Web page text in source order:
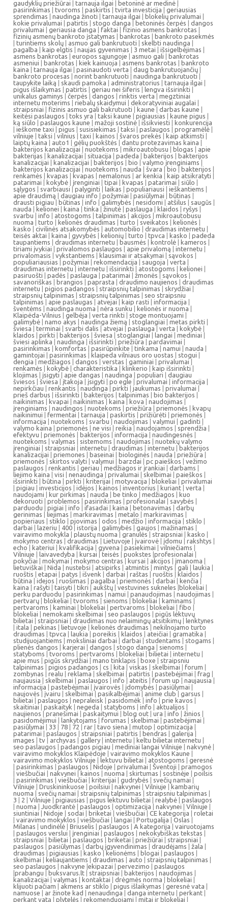
gaudyklių priežiūrai | tarnauja ilgai | betoninė ar medinė |
pasirinkimas | tvoroms | paskirtis | tvirta investicija | geriausias
sprendimas | naudinga žinoti | tarnauja ilgai | blokelių privalumai |
kokie privalumai | patirtis | stogo danga | betoninės čerpės | dangos
privalumai | geriausia danga | faktai | fizinio asmens bankrotas |
fizinių asmenų bankroto įstatymas | bankrotas | bankroto pasekmės
| turintiems skolų | asmuo gali bankrutuoti | skelbti naudinga |
pagalba | kaip elgtis | naujas gyvenimas | 3 metai | išsigelbėjimas |
asmens bankrotas | europos sąjungoje | asmuo gali | bankrotas
asmeniui | bankrotas | kiek kainuoja | asmens bankrotas | bankroto
kaina | tarnauja ilgai | pasinaudoti verta | daug bankrutuojančių |
bankroto procesas | norint bankrutuoti | naudinga bankrutuoti |
taupykite laiką | skaudi pamoka | administratorius | tarnauja ilgai |
pigus išlaikymas | patirtis | geriau nei šiferis | lengva išsirinkti |
unikalus gaminys | čerpės | dangos | rinktis verta | megztiniai
internetu moterims | riebalų skaidymui | dekoratyviniai augalai |
straipsniai | fizinis asmuo gali bakrutuoti | kaune | darbas kaune |
keitėsi paslaugos | toks yra | taksi kaune | pigiausias | kaune pigus |
ką siūlo | paslaugos kaune | mažoji sostinė | išsikviesti | konkurencija
| ieškome taxi | pigus | susisiekimas | taksi | paslaugos | programėlė |
vilniuje | taksi | vilnius | taxi | kainos | švaros prekės | kaip atkimsti |
laiptų kaina | auto1 | gėlių puokštės | dantu protezavimas kaina |
bakterijos kanalizacijai | nuotekoms | mikroautobusu | blogas | apie
bakterijas | kanalizacijai | situacija | padeda | bakterijos | bakterijos
kanalizacijai | kanalizacijai | bakterijos | bio | valymo įrenginiams |
bakterijos kanalizacijai | nuotekoms | nauda | švara |bio | bakterijos |
renkamės | kvapas | kvapas | nemalonus | ar kenkia | kaip atsikratyti |
patarimai | kokybė | įrenginiai | tipai | kvapas | patarimai | siūlo |
sąlygos | svarbiausi |palyginti | laikas | populiariausi | ieškantiems |
apie draudimą | daugiau info | požymiai | pasiūlymai | būtinas |
drausti pigiau| būtinas | info | galimybės | nesidomi | atšilus | saugūs |
nauda | kelionei | kaina | tinka | žinutė | paslauga | klaidos | ryšys |
svarbu | info | atostogoms | talpinimas | akcijos | mikroautobusu
nuoma | turto | kelionės draudimas | turto | sveikatos | kelionės |
kasko | civilinės atsakomybės | automobilio | draudimas internetu |
teisės aktai | kaina | gyvybės | kelionių | turto | tpvca | kasko | padeda
taupantiems | draudimas internetu | bausmės | kontrolė | kameros |
tiriami įvykiai | privalomos paslaugos | apie privalomą | internetu |
privalomasis | vykstantiems | klausimai ir atsakymai | sąvokos |
populiariausias | požymiai | rekomendacija | saugoja | verta |
draudimas internetu | internetu | išsirinkti | atostogoms | kelionei |
pasiruošti | padės | paslauga | patarimai | žmonės | sąvokos |
savanoriškas | brangios | paprasta | draudimo naujienos | draudimas
internetu | pigios padangos | straipsnių talpinimas | skrydžiai |
straipsnių talpinimas | straipsnių talpinimas | seo straipsniu
talpinimas | apie paslaugas | atvejai | kaip rasti | informacija |
šventėms | naudinga nuoma | nėra sunku | kelionės ir nuoma |
Klaipėda-Vilnius | gelbėja | verta rinkti | stoge montuojami |
galimybė | namo akys | naudinga žiemą | stoglangiai | metas pirkti |
šviesa | terminai | svarbi dalis | atvejai |paslauga | verta | kokybė |
klaidos | pirkti | bakterijos | šviesa | stoglangiai | langai | mediniai |
šviesi aplinka | naudinga | išsirinkti | priežiūra | pardavimai |
pasirinkimas | komfortas | pasirūpinkite | tinkama | namui | nauda |
gamintojai | pasirinkimas | klaipeda vilniaus oro uostas | stogui |
dengia | medžiagos | dangos | verstas | gaminiai | privalumai |
renkamės | kokybė | charakteristika | klinkerio | kaip išsirinkti |
klojimas | įsigyti | apie dangas | naudinga | populiari | daugiau
šviesos | šviesa | įtakoja | įsigyti | po egle | privalumai | informacija |
nepirkčiau | renkantis | naudinga | pirkti | jaukumas | privalumai |
prieš darbus | išsirinkti | bakterijos | talpinimas | bio bakterijos |
naikinimas | kvapai | naikinimas | kaina | kova | naudojimas |
įrenginiams | naudingos | nuotekoms | priežiūra | priemonės | kvapų
naikinimui | fermentai | tarnauja | paskirtis | prižiūrėti | priemonės |
informacija | nuotekoms | svarbu | naudojimas | valymui | gadinti |
valymo kaina | priemonės | ne visi | reikia | naudojamos | sprendžia |
efektyvu | priemonės | bakterijos | informacija | naudingesnės |
nuotekoms | valymas | sistemoms | naudojimas | nuotekų valymo
įrenginiai | straipsniai | internetu | draudimas | internetu |bakterijos
kanalizacijai | priemones | baseinai | biologinės | nauda | priežiūra |
priemonės | skirtos valyti | valymui | barzdai | pc paieškos | vežimo
paslaugos | renkantis | geriau | medžiagos ir įrankiai | darbams |
liejimo kaina | visi | nenaudinga | privalumai | skelbimai | paieškos |
išsirinkti | būtina | pirkti | kriterijai | motyvacija | blokeliai | privalumai
| pigiau | investicijos | idėjos | kainos | inventorius | kuriant | verta |
naudojami | kur pirkimas | nauda | be tinko | medžiagos | kuo
dekoruoti | problemos | pasirinkimas | profesionalai | savybės |
parduodu | pigiai | info | ifasadai | kaina | betonavimas | darbų
gerinimas | liejimas | markiravimas | metalo | markiravimas |
popieriaus | stiklo | pjovimas | odos | medžio | informacija | stiklo |
darbai | lazeriu | 400 | istorija | galimybės | gaujos | mažinamas |
vairavimo mokykla | plaustų nuoma | granulės | straipsniai | kasko |
mokymo centras | draudimas | Lietuvoje | įvairovė | įdomu | rakshtys |
echo | kateriui | kvalifikacija | gyvena | pasiekimai | vilniečiams |
Vilniuje | laivavedyba | kursai | teisės | puokstes |profesionalai |
pokyčiai | mokymai | mokymo centras | kursai | akcijos | įmanoma |
lietuviškai | Nida | nustebsi | atsipirks | atmintis | mintys | gali | laukia |
ruoštis | etapai | patys | išvenk | darbai | raštas | ruoštis | klaidos |
būtina | idejos | ruošimas | pagalba | priemonės | darbai | kenčia |
kaina | rašyti | taisyti | tikri | aukštų | vestuvines sukneles |blokeliai |
perku parduodu | pasirinkimas | namui | panaudojimas | naudojimas |
pertvarų | blokeliai | tvoroms | sienoms | blokeliai | kaminams |
pertvaroms | kaminai | blokeliai | pertvaroms | blokeliai | fibo |
blokeliai | nemokami skelbimai | seo paslaugos | pigūs lėktuvų
bilietai | straipsniai | draudimas nuo nelaimingų atsitikimų | lenktynes
| itala | pekinas | lietuvoje | kelionės draudimas| nekilnojamo turto
draudimas | tpvca | laukia | poreikis | klaidos | ateičiai | gramatika |
studijuojantiems | moksliniai darbai | darbai | studentams | stogams |
plienės dangos | karjerai | dangos | stogo danga | sienoms |
statyboms | tvoroms | pertvaroms | blokeliai | bilietai | internetu |
apie mus | pigūs skrydžiai | mano tinklapis | boxe | straipsniu
talpinimas | pigios padangos | cs | kita | viskas | skelbimai | forum |
zombynas | realu | reklama | skelbimai | patirtis | pastebėjimai | frag |
naujausia | skelbimai | paslaugos | info | ateitis | forum up | naujausia |
informacija | pastebėjimai | įvairovės | įdomybės | pasiūlymai |
naujovės | įvairu | skelbimai| pasikalbėjimai | anime club | garsus |
bilietai | paslaugos | nepraleisk | pasidomėk | info | prie kavos |
skaitiniai | paskaityk | negeda | statyboms | info | aktualijos |
naujienos | pranešimai | paskaitymui | blog out | ura | info | žinios |
pasidomėjimui | lankytojams | forumas | skelbimai | pastebėjimai |
pasiūlymai | 33 | 78 | 72 | rar | tavo siena | mutop | optimizacija |
patarimai | paslaugos | straipsniai | patirtis | bendras | galerija |
images | tv | archyvas | gallery | internetu | keltu bilietai internetu |
seo paslaugos | padangos pigiau | mediniai langai Vilniuje | nakvynė |
vairavimo mokyklos Klaipėdoje | vairavimo mokyklos Kaune |
vairavimo mokyklos Vilniuje | lektuvu bilietai | atostogoms | geresnė
| pasirinkimas | paslaugos | Nidoje | privalumai | Šventoji | pramogos
| viešbučiai | nakvynei | kainos | nuoma | skirtumas | sostinėje | poilsis
| pasirinkimas | viešbučiai | kriterijai | gudrybės | svečių namai |
Vilniuje | Druskininkuose | poilsiui | nakvynei | Vilniuje |kambarių
nuoma | svečių namai | straipsnių talpinimas | straipsniu talpinimas |
3 | 2 | Vilniuje |pigiausias | pigus lektuvu bilietai | realybė | paslaugos
| nuoma | Juodkrantė | paslaugos | optimizacija | nakvynei | Vilniuje |
siuntiniai | Nidoje | sodai | briketai | viešbučiai | CE kategorija | roletai
| vairavimo mokyklos | viešbučiai | langai | Portugalija | Oslas |
Milanas | undinėlė | Briuselis | paslaugos | A kategorija | vairuotojams
| paslaugos verslui | įrenginiai | paslaugos | nekokybiškas tekstas |
straipsniai | bilietai |paslaugos | briketai | priežiūrai | straipsniai |
paslaugos | pasiūlymas | darbų įgyvendinimas | draudėjams | žala |
draudimas | pigiausias | kasko|kelionėms | blogai | paslaugos |
skelbimai | keliaujantiems | draudimas | auto | straipsnių talpinimas |
seo paslaugos | nakvyne |ekipazai | pervezimo | paslaugos
|prabangu | buksvarus.lt | straipsniai | bakterijos | naudojimas |
kanalizacijai | valymas | kontaktai | drėgmės norma | blokeliai |
klijuoti pačiam | akmens ar stiklo | pigus išlaikymas | geresnė vata |
namuose | ar žinote kad | nenaudinga | danga internetu | perkant |
perkant vatą | plytelės | rekomenduojami | mitai ir blokeliai |